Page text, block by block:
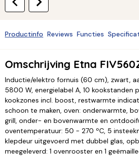
Productinfo Reviews Functies
Omschrijving Etna
Inductie/elektro fornuis (60 cm), zwart,
5800 W, energielabel A, 10 kookstanden
kookzones incl. boost, restwarmte
schoon te maken, oven: onderwarmte,
grill, onder- en bovenwarmte en
oventemperatuur: 50 - 270 ºC, 5
klepdeur uitgevoerd met dubbel glas,
meegeleverd: 1 ovenrooster en 1